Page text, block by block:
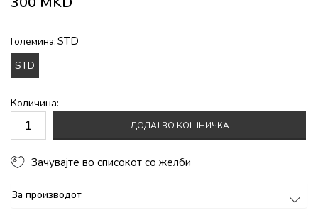
Големина:STD
STD
Количина:
ДОДАЈ ВО КОШНИЧКА
Зачувајте во списокот со желби
За производот